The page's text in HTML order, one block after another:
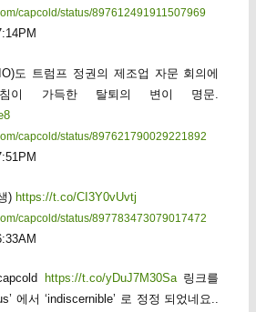
capcold/status/897612491911507969
도 트럼프 정권의 제조업 자문 회의에
이 가득한 탈퇴의 변이 명문.
capcold/status/897621790029221892
) https://t.co/CI3Y0vUvtj
capcold/status/897783473079017472
https://t.co/yDuJ7M30Sa링크를
에서 ‘indiscernible’ 로 정정 되었네요..